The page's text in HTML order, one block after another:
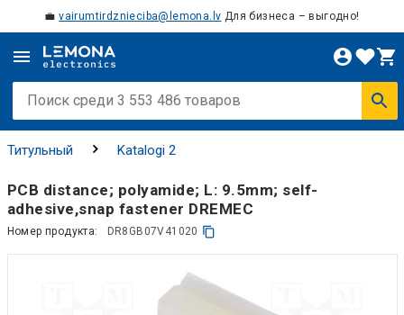
💼vairumtirdznieciba@lemona.lv Для бизнеса – выгодно!
Титульный Katalogi 2
PCB distance; polyamide; L: 9.5mm; self-
adhesive,snap fastener DREMEC
Номер продукта: DR8GB07V41020